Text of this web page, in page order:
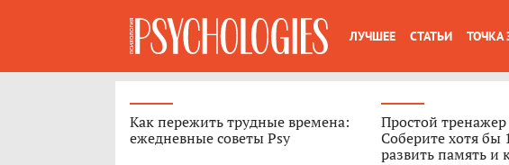
ЛУЧШЕЕ СТАТЬИ ТОЧКА
Как пережить трудные времена:
ежедневные советы Psy
Простой
Соберите хотя бы
развить память и